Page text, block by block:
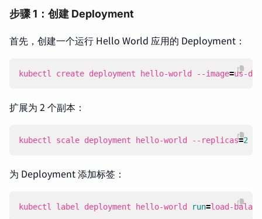
步骤 1：创建 Deployment
首先，创建一个运行 Hello World 应用的 Deployment：
kubectl create deployment hello-world --image=us-
扩展为 2 个副本：
kubectl scale deployment hello-world --replicas=2
为 Deployment 添加标签：
kubectl label deployment hello-world run=load-